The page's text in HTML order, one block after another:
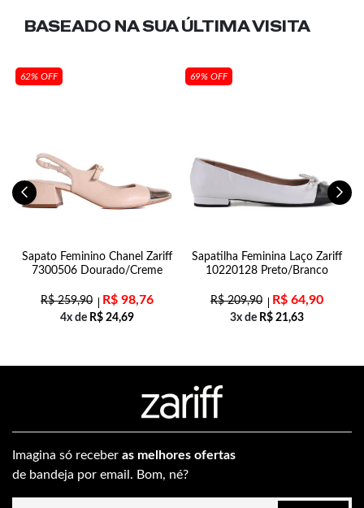
BASEADO NA SUAÚLTIMA VISITA
62% OFF
Sapato Feminino Chanel Zariff
7300506 Dourado/Creme
R$259,90 R$ 98,76
4x de R$ 24,69
69% OFF
Sapatilha Feminina Laço Zariff
10220128 Preto/Branco
R$209,90 R$ 64,90
3x de R$ 21,63
Imagina só receber as melhores ofertas
de bandeja por email. Bom, né?